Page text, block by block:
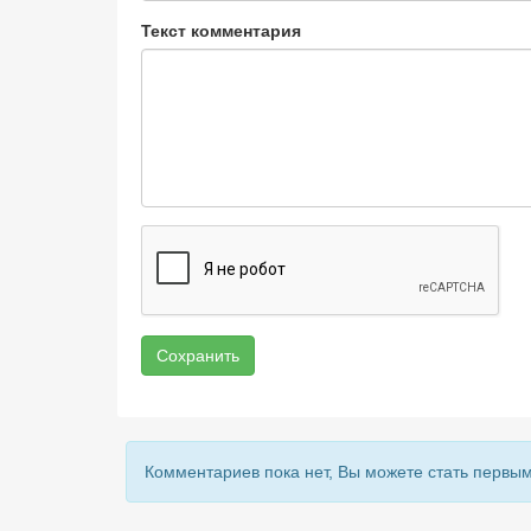
Текст комментария
Сохранить
Комментариев пока нет, Вы можете стать